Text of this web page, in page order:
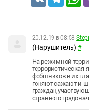
20.12.19 в 08:58
(Нарушитель) #
На режимной
террористическая
фсбшников в их
гоняют,сажают и
странного